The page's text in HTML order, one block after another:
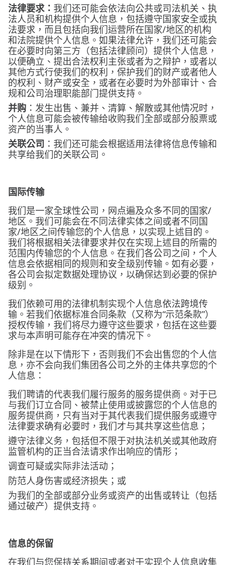
法律要求： 我们还可能会依法向公共或司法机关、执
法人员和机构提供个人信息，包括遵守国家安全或执
法要求，而且包括向我们运营所在国家/地区的机构
和法院提供个人信息。如果法律允许，我们还可能会
在必要时向第三方（包括法律顾问）提供个人信息，
以便确立、提出合法权利主张或者为之辩护，或者以
其他方式行使我们的权利，保护我们的财产或者他人
的权利、财产或安全，或者在必要时为外部审计、合
规和公司治理职能部门提供支持。
并购 ：发生出售、兼并、清算、解散或其他情况时，
个人信息可能会被传输给收购我们全部或部分股票或
资产的当事人。
关联公司 ：我们还可能会根据适用法律将信息传输和
共享给我们的关联公司。
国际传输
我们是一家全球性公司，网点遍及众多不同的国家/
地区。我们可能会在不同法律实体之间或者不同国
家/地区之间传输您的个人信息，以实现上述目的。
我们将根据相关法律要求并仅在实现上述目的所需的
范围内传输您的个人信息。在我们各公司之间，个人
信息会依据相同的规则和安全级别传输。如有必要，
各公司会拟定数据处理协议，以确保达到必要的保护
级别。
我们依赖可用的法律机制实现个人信息依法跨境传
输。若我们依据标准合同条款（又称为“示范条款”）
授权传输，我们将尽力遵守这些要求，包括在这些要
求与本声明可能存在冲突的情况下。
除非是在以下情形下，否则我们不会出售您的个人信
息，亦不会向我们集团各公司之外的主体共享您的个
人信息：
我们聘请的代表我们履行服务的服务提供商。对于已
与我们订立合同、被禁止使用或披露您的个人信息的
服务提供商，只有当对于其代表我们提供服务或遵守
法律要求确有必要时，我们才与其共享这些信息；
遵守法律义务，包括但不限于对执法机关或其他政府
监管机构的正当合法请求作出响应的情形；
调查可疑或实际非法活动；
防范人身伤害或经济损失；或
为我们的全部或部分业务或资产的出售或转让（包括
通过破产）提供支持。
信息的保留
在我们与您保持关系期间或者对于实现个人信息收集